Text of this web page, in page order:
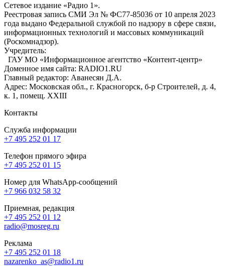
Сетевое издание «Радио 1».
Реестровая запись СМИ Эл № ФС77-85036 от 10 апреля 2023
года выдано Федеральной службой по надзору в сфере связи,
информационных технологий и массовых коммуникаций
(Роскомнадзор).
Учредитель:
ГАУ МО «Информационное агентство «Контент-центр»
Доменное имя сайта: RADIO1.RU
Главный редактор: Аванесян Д.А.
Адрес: Московская обл., г. Красногорск, б-р Строителей, д. 4,
к. 1, помещ. XXIII
Контакты
Служба информации
+7 495 252 01 17
Телефон прямого эфира
+7 495 252 01 15
Номер для WhatsApp-сообщений
+7 966 032 58 32
Приемная, редакция
+7 495 252 01 12
radio@mosreg.ru
Реклама
+7 495 252 01 18
nazarenko_as@radio1.ru